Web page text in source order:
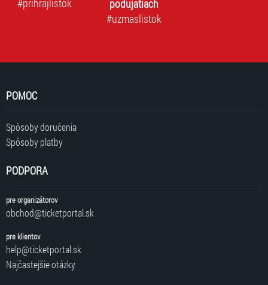
#prihrajlistok
podujatiach
#uzmaslistok
POMOC
Spôsoby doručenia
Spôsoby platby
PODPORA
pre organizátorov
obchod@ticketportal.sk
pre klientov
help@ticketportal.sk
Najčastejšie otázky